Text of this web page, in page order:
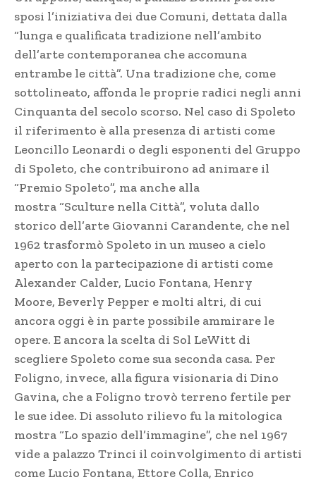
sposi l’iniziativa dei due Comuni, dettata dalla
“lunga e qualificata tradizione nell’ambito
dell’arte contemporanea che accomuna
entrambe le città”. Una tradizione che, come
sottolineato, affonda le proprie radici negli anni
Cinquanta del secolo scorso. Nel caso di Spoleto
il riferimento è alla presenza di artisti come
Leoncillo Leonardi o degli esponenti del Gruppo
di Spoleto, che contribuirono ad animare il
“Premio Spoleto”, ma anche alla
mostra “Sculture nella Città”, voluta dallo
storico dell’arte Giovanni Carandente, che nel
1962 trasformò Spoleto in un museo a cielo
aperto con la partecipazione di artisti come
Alexander Calder, Lucio Fontana, Henry
Moore, Beverly Pepper e molti altri, di cui
ancora oggi è in parte possibile ammirare le
opere. E ancora la scelta di Sol LeWitt di
scegliere Spoleto come sua seconda casa. Per
Foligno, invece, alla figura visionaria di Dino
Gavina, che a Foligno trovò terreno fertile per
le sue idee. Di assoluto rilievo fu la mitologica
mostra “Lo spazio dell’immagine”, che nel 1967
vide a palazzo Trinci il coinvolgimento di artisti
come Lucio Fontana, Ettore Colla, Enrico